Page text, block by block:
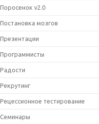
Поросенок v2.0
Постановка мозгов
Презентации
Программисты
Радости
Рекрутинг
Рецессионное тестирование
Семинары